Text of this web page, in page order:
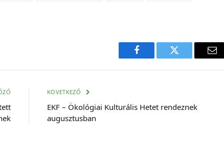
Facebook Twitter
E-
KÖVETKEZŐ
EKF – Ökológiai Kulturális Hetet rendeznek
augusztusban